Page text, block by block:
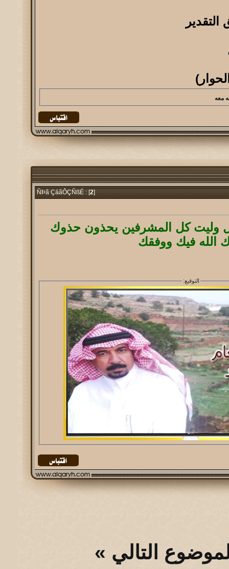
معه
ÑÞã ÇáãÔÇÑßÉ : [
2]
وليت كل المشرفين يحذون حذوك
الله فيك ووفقك
التوقيع:
التالي »